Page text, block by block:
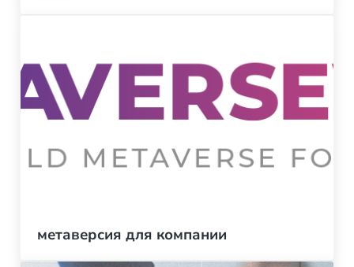
метаверсия для компании